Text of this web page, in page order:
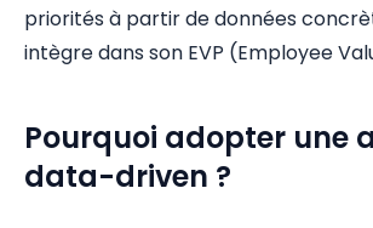
priorités à partir de données
intègre dans son EVP (Employee
Pourquoi adopter une
data-driven ?